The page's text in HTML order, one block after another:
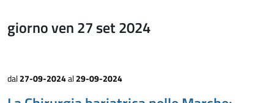
giorno ven 27 set 2024
dal27-09-2024al29-09-2024